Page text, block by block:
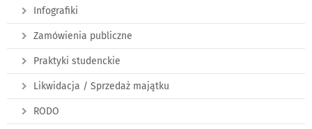
Infografiki
Zamówienia publiczne
Praktyki studenckie
Likwidacja / Sprzedaż majątku
RODO